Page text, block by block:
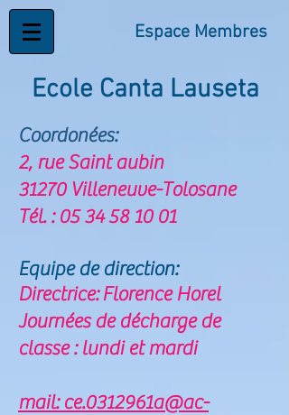
Espace Membres
Ecole Canta Lauseta
Coordonées:
2, rue Saint aubin
31270 Villeneuve-Tolosane
Tél. : 05 34 58 10 01
Equipe de direction:
Directrice: Florence Horel
Journées de décharge de
classe : lundi et mardi
mail: ce.0312961a@ac-